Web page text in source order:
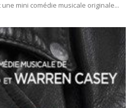
mini comédie musicale originale...